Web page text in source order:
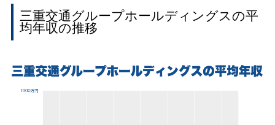
三重交通グループホールディングスの平
均年収の推移